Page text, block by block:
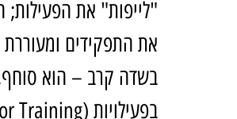
"לייפות" את
את התפקידים
בשדה קרב – הוא סוחף,